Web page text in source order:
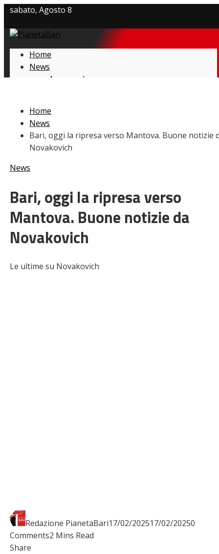
sabato, Agosto 8
Privacy policy
Cookie Policy
Home
News
Amarcord
Giovanili
Le pagelle
Interviste
Focus
Calciomercato
Video
Home
News
Bari, oggi la ripresa verso Mantova. Buone notizie
Novakovich
News
Bari, oggi la ripresa verso
Mantova. Buone notizie da
Novakovich
Le ultime su Novakovich
Redazione PianetaBari17/02/202517/02/20250
Comments2 Mins Read
Facebook
Twitter
LinkedIn
Pinterest
Stumbleupon
Email
Share